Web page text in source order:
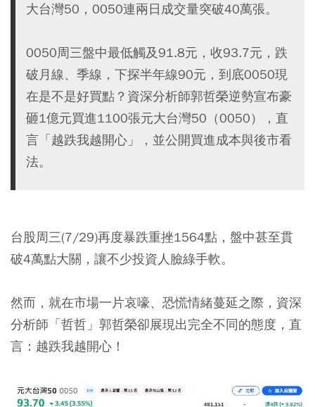
大台灣50，0050連兩日成交量突破40萬張。
0050周三盤中最低觸及91.8元，收93.7元，跌
破月線、季線，下探半年線90元，到底0050現
在是不是好買點？資深分析師郭哲榮逆勢宣布豪
砸1億元買進1100張元大台灣50（0050），直
言「越跌我越開心」，並公開買進成本與後市看
法。
台股周三(7/29)再度暴跌重挫1564點，盤中甚至貫
破4萬點大關，讓不少投資人臉綠手軟。
然而，就在市場一片哀嚎、恐慌情緒蔓延之際，資深
分析師「哲哲」郭哲榮卻展現出完全不同的態度，直
言：越跌我越開心！